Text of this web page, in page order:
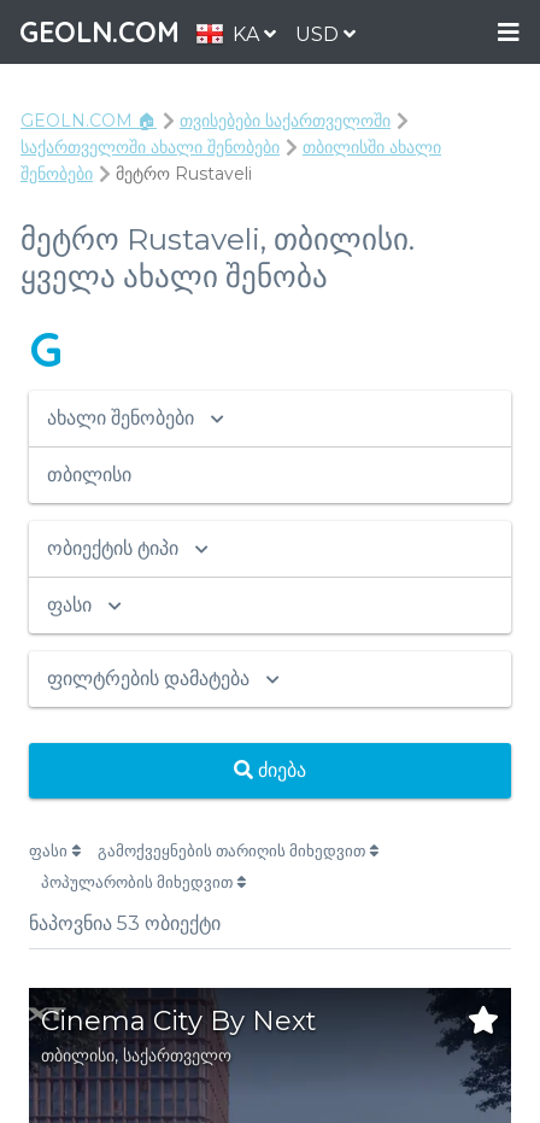
GEOLN.COM KA USD
GEOLN.COM 🏠
თვისებები საქართველოში
საქართველოში ახალი შენობები
თბილისში ახალი
შენობები
მეტრო Rustaveli
მეტრო Rustaveli, თბილისი.
ყველა ახალი შენობა
G
ახალი შენობები
თბილისი
ობიექტის ტიპი
ფასი
ფილტრების დამატება
ძიება
ფასი
გამოქვეყნების თარიღის მიხედვით
პოპულარობის მიხედვით
ნაპოვნია 53 ობიექტი
Cinema City By Next
თბილისი, საქართველო